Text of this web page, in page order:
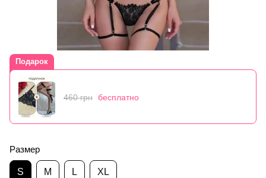
Подарок
460 грн бесплатно
Размер
S M L XL